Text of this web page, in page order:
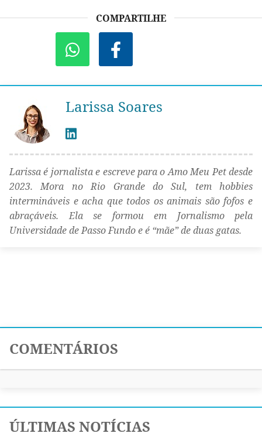
COMPARTILHE
Larissa Soares
Larissa é jornalista e escreve para o Amo Meu Pet desde
2023. Mora no Rio Grande do Sul, tem hobbies
intermináveis e acha que todos os animais são fofos e
abraçáveis. Ela se formou em Jornalismo pela
Universidade de Passo Fundo e é “mãe” de duas gatas.
COMENTÁRIOS
ÚLTIMAS NOTÍCIAS